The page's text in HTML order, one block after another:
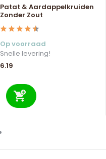
Patat & Aardappelkruiden
Zonder Zout
Op voorraad
Snelle levering!
6.19